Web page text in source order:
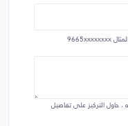
9665xxxxxxxx
حاول التركيز على تفاصيل